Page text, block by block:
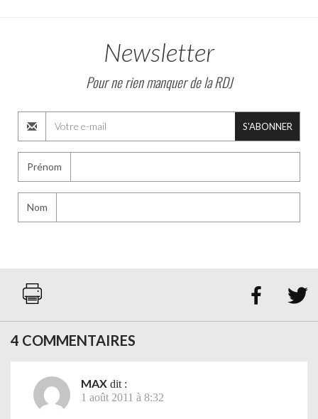
Newsletter
Pour ne rien manquer de la RDJ
S'ABONNER
Prénom
Nom
 
4 COMMENTAIRES
MAX dit :
1 août 2011 à 8:32